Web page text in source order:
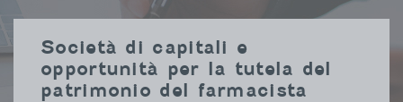
Società di capitali e
opportunità per la tutela del
patrimonio del farmacista